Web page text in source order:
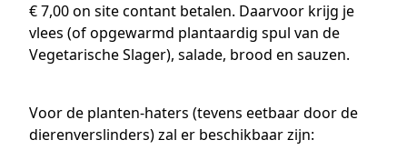
€ 7,00 on site contant betalen. Daarvoor krijg je
vlees (of opgewarmd plantaardig spul van de
Vegetarische Slager), salade, brood en sauzen.
Voor de planten-haters (tevens eetbaar door de
dierenverslinders) zal er beschikbaar zijn: